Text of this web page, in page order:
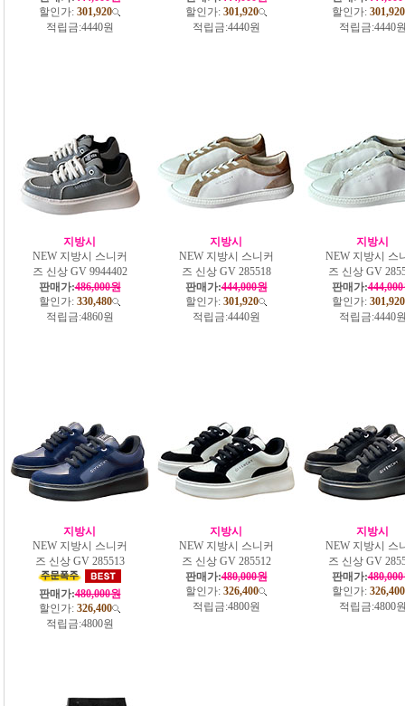
할인가: 301,920
적립금:4440원
할인가: 301,920
적립금:4440원
할인가: 301,920
적립금:4440
지방시
NEW 지방시 스니커
즈 신상 GV 9944402
판매가:486,000원
할인가: 330,480
적립금:4860원
지방시
NEW 지방시 스니커
즈 신상 GV 285518
판매가:444,000원
할인가: 301,920
적립금:4440원
지방시
NEW 지방시 스
즈 신상 GV
판매가:
할인가: 301,920
적립금:4440
지방시
NEW 지방시 스니커
즈 신상 GV 285513
판매가:480,000원
할인가: 326,400
적립금:4800원
지방시
NEW 지방시 스니커
즈 신상 GV 285512
판매가:480,000원
할인가: 326,400
적립금:4800원
지방시
NEW 지방시 스
즈 신상 GV
판매가:
할인가: 326,400
적립금:4800